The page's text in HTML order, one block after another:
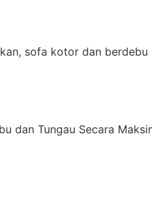
sofa kotor dan
dan Tungau Secara